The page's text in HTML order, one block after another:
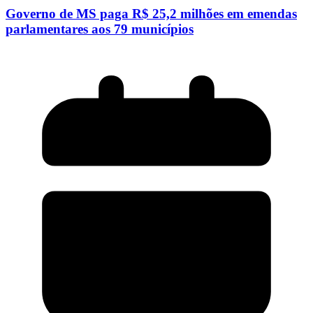
Governo de MS paga R$ 25,2 milhões em emendas
parlamentares aos 79 municípios